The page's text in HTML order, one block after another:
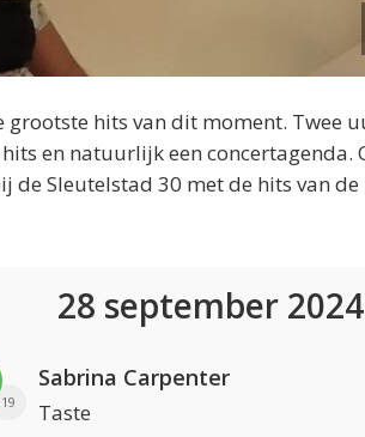
hits van dit moment. Twee
en natuurlijk een concertagenda.
Sleutelstad 30 met de hits van de
28 september 2024
19
Sabrina Carpenter
Taste